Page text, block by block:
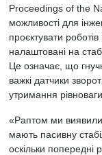
Proceedings of the
можливості для
проєктувати
налаштовані на
Це означає, що
важкі датчики
утримання рівноваги.
«Раптом ми
мають пасивну
оскільки попередні